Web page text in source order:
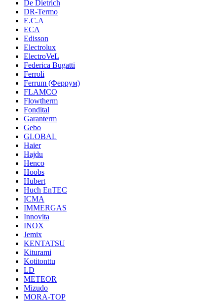
De Dietrich
DR-Termo
E.C.A
ECA
Edisson
Electrolux
ElectroVeL
Federica Bugatti
Ferroli
Ferrum (Феррум)
FLAMCO
Flowtherm
Fondital
Garanterm
Gebo
GLOBAL
Haier
Hajdu
Henco
Hoobs
Hubert
Huch EnTEC
ICMA
IMMERGAS
Innovita
INOX
Jemix
KENTATSU
Kiturami
Kotitonttu
LD
METEOR
Mizudo
MORA-TOP